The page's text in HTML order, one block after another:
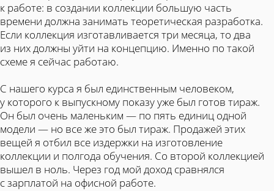
к работе: в создании коллекции большую часть
времени должна занимать теоретическая разработка.
Если коллекция изготавливается три месяца, то два
из них должны уйти на концепцию. Именно по такой
схеме я сейчас работаю.
С нашего курса я был единственным человеком,
у которого к выпускному показу уже был готов тираж.
Он был очень маленьким — по пять единиц одной
модели — но все же это был тираж. Продажей этих
вещей я отбил все издержки на изготовление
коллекции и полгода обучения. Со второй коллекцией
вышел в ноль. Через год мой доход сравнялся
с зарплатой на офисной работе.